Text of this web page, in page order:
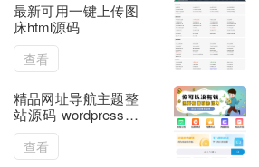
最新可用一键上传图
床html源码
查看
精品网址导航主题整
站源码 wordpress模
板 自适应手机端
查看